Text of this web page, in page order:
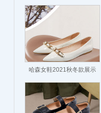
鞋圆头通勤女鞋
哈森女鞋2021秋冬款展示